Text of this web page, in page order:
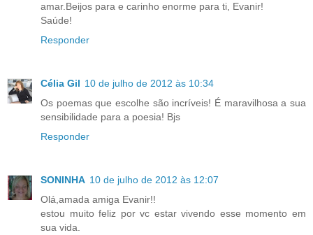
amar.Beijos para e carinho enorme para ti, Evanir!
Saúde!
Responder
Célia Gil 10 de julho de 2012 às 10:34
Os poemas que escolhe são incríveis! É maravilhosa a sua
sensibilidade para a poesia! Bjs
Responder
SONINHA 10 de julho de 2012 às 12:07
Olá,amada amiga Evanir!!
estou muito feliz por vc estar vivendo esse momento em
sua vida.